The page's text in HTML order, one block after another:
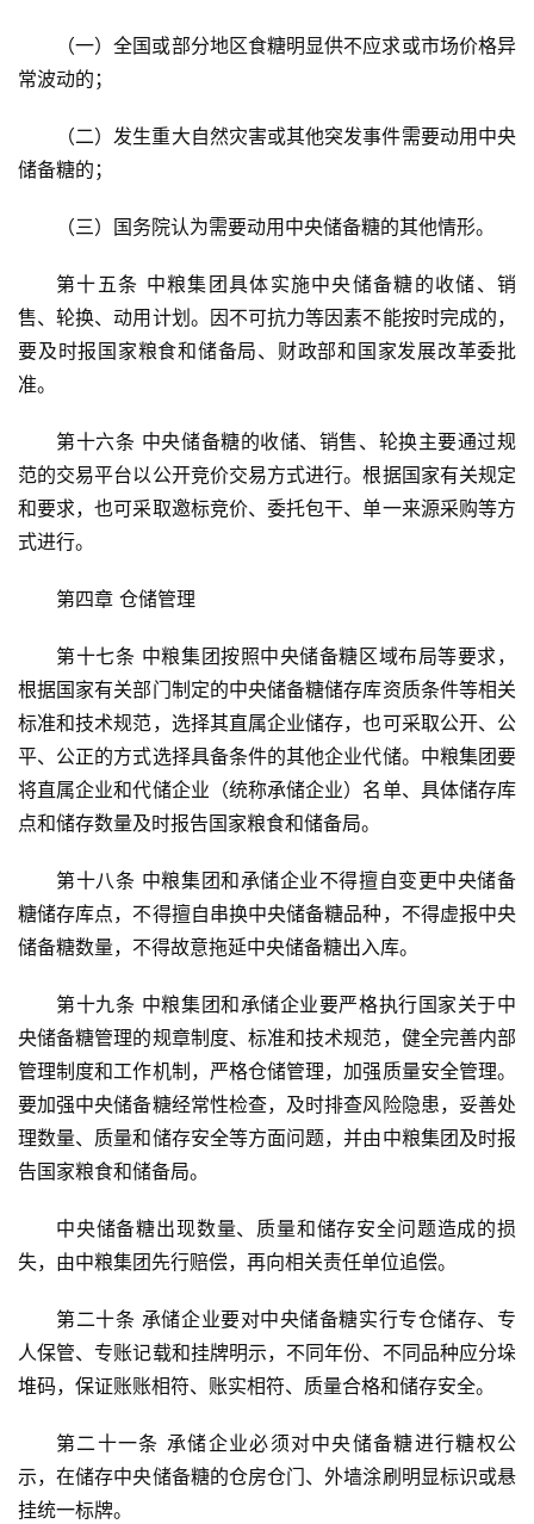
（一）全国或部分地区食糖明显供不应求或市场价格异
常波动的；
（二）发生重大自然灾害或其他突发事件需要动用中央
储备糖的；
（三）国务院认为需要动用中央储备糖的其他情形。
第十五条 中粮集团具体实施中央储备糖的收储、销
售、轮换、动用计划。因不可抗力等因素不能按时完成的，
要及时报国家粮食和储备局、财政部和国家发展改革委批
准。
第十六条 中央储备糖的收储、销售、轮换主要通过规
范的交易平台以公开竞价交易方式进行。根据国家有关规定
和要求，也可采取邀标竞价、委托包干、单一来源采购等方
式进行。
第四章 仓储管理
第十七条 中粮集团按照中央储备糖区域布局等要求，
根据国家有关部门制定的中央储备糖储存库资质条件等相关
标准和技术规范，选择其直属企业储存，也可采取公开、公
平、公正的方式选择具备条件的其他企业代储。中粮集团要
将直属企业和代储企业（统称承储企业）名单、具体储存库
点和储存数量及时报告国家粮食和储备局。
第十八条 中粮集团和承储企业不得擅自变更中央储备
糖储存库点，不得擅自串换中央储备糖品种，不得虚报中央
储备糖数量，不得故意拖延中央储备糖出入库。
第十九条 中粮集团和承储企业要严格执行国家关于中
央储备糖管理的规章制度、标准和技术规范，健全完善内部
管理制度和工作机制，严格仓储管理，加强质量安全管理。
要加强中央储备糖经常性检查，及时排查风险隐患，妥善处
理数量、质量和储存安全等方面问题，并由中粮集团及时报
告国家粮食和储备局。
中央储备糖出现数量、质量和储存安全问题造成的损
失，由中粮集团先行赔偿，再向相关责任单位追偿。
第二十条 承储企业要对中央储备糖实行专仓储存、专
人保管、专账记载和挂牌明示，不同年份、不同品种应分垛
堆码，保证账账相符、账实相符、质量合格和储存安全。
第二十一条 承储企业必须对中央储备糖进行糖权公
示，在储存中央储备糖的仓房仓门、外墙涂刷明显标识或悬
挂统一标牌。